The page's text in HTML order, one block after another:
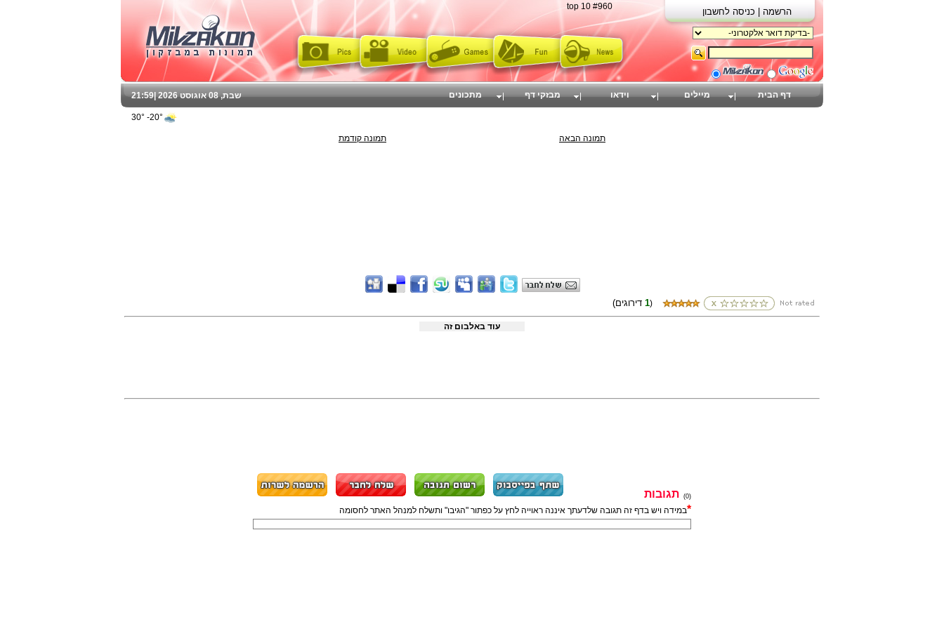
top 10 #960
תמונה קודמת תמונה הבאה
1)
עוד באלבום זה
(0)
תגובות
*במידה ויש בדף זה תגובה שלדעתך איננה ראוייה לחץ על כפתור "הגיבו" ותשלח למנהל האתר לחסומה
21:59 שבת, 08 אוגוסט 2026 | דף הבית מיילים וידאו מבזקי דף מתכונים
20°- 30°
הרשמה | כניסה לחשבון